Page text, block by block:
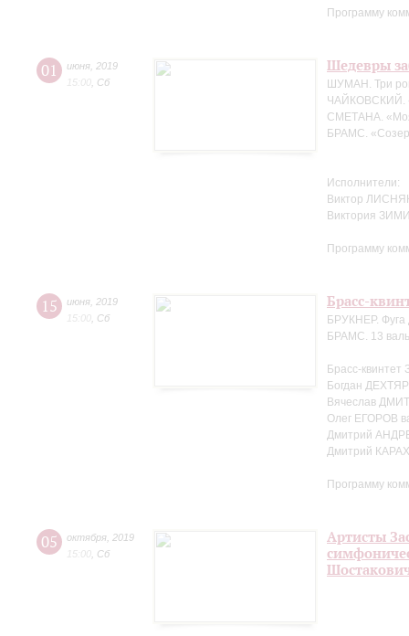
Программу
01 июня 2019
15:00 Сб
Шедевры
ШУМАН. Три
ЧАЙКОВСКИЙ.
СМЕТАНА.
БРАМС.
Исполнители:
Виктор
Виктория
Программу
15 июня 2019
15:00 Сб
Брасс-
БРУКНЕР. Фуга
БРАМС. 13
Брасс-квинтет
Богдан
Вячеслав
Олег ЕГОРОВ
Дмитрий
Дмитрий
Программу
05 октября 2019
15:00 Сб
Артисты